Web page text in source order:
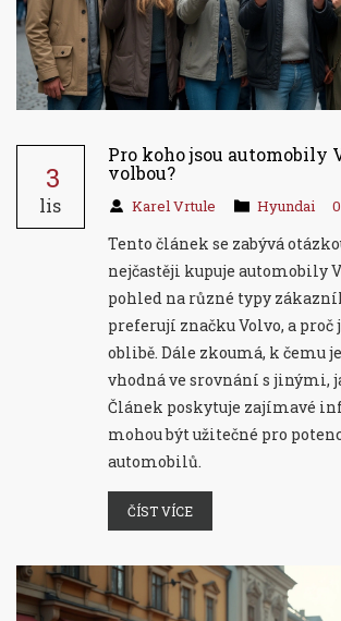
3
lis
Pro koho jsou automobily
volbou?
Karel Vrtule Hyundai
Tento článek se zabývá
nejčastěji kupuje automobily
pohled na různé typy
preferují značku Volvo, a proč
oblibě. Dále zkoumá, k čemu
vhodná ve srovnání s jinými,
Článek poskytuje zajímavé
mohou být užitečné pro
automobilů.
ČÍST VÍCE